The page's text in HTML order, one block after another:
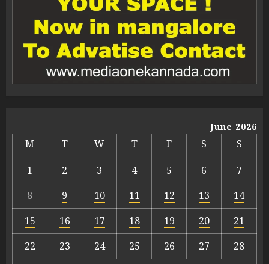
June 2026
M T W T F S
S
1
2 3 4 5 6
7
8
9 10 11 12 13
14
15
16 17 18 19 20
21
22
23 24 25 26 27
28